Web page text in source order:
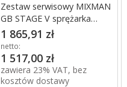
Zestaw serwisowy MIXMAN
GB STAGE V sprężarka
Rotair
1 865,91 zł
netto:
1 517,00 zł
zawiera 23% VAT, bez
kosztów dostawy